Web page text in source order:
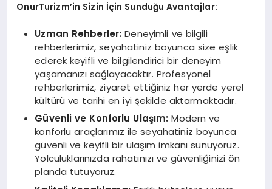
OnurTurizm’in Sizin İçin Sunduğu Avantajlar:
Uzman Rehberler: Deneyimli ve bilgili
rehberlerimiz, seyahatiniz boyunca size eşlik
ederek keyifli ve bilgilendirici bir deneyim
yaşamanızı sağlayacaktır. Profesyonel
rehberlerimiz, ziyaret ettiğiniz her yerde yerel
kültürü ve tarihi en iyi şekilde aktarmaktadır.
Güvenli ve Konforlu Ulaşım: Modern ve
konforlu araçlarımız ile seyahatiniz boyunca
güvenli ve keyifli bir ulaşım imkanı sunuyoruz.
Yolculuklarınızda rahatınızı ve güvenliğinizi ön
planda tutuyoruz.